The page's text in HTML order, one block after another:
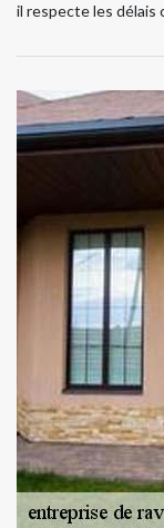
il respecte les délais